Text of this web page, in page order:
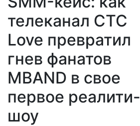
телеканал СТС
Love превратил
гнев фанатов
MBAND в свое
первое реалити-
шоу